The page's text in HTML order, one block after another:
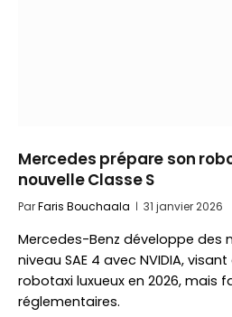
Mercedes prépare son
nouvelle Classe S
ParFaris Bouchaala 31 janvier 2026
Mercedes-Benz développe des
niveau SAE 4 avec NVIDIA,
robotaxi luxueux en 2026, mais
réglementaires.